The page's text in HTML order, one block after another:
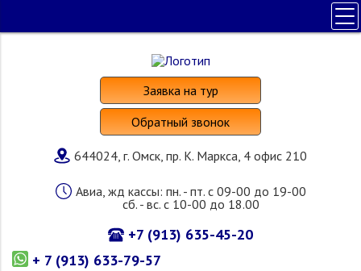
Заявка на тур
Обратный звонок
644024, г. Омск, пр. К. Маркса, 4 офис 210
Авиа, жд кассы: пн. - пт. с 09-00 до 19-00
сб. - вс. с 10-00 до 18.00
+7 (913) 635-45-20
+ 7 (913) 633-79-57
ПОИСК ТУРА
НАШИ УСЛУГИ
СТРАНЫ И ОТЕЛИ
О КОМПАНИИ